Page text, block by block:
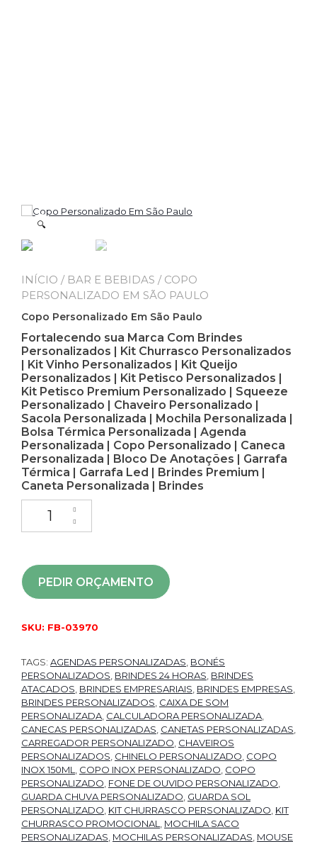
🔍
INÍCIO / BAR E BEBIDAS / COPO
PERSONALIZADO EM SÃO PAULO
Copo Personalizado Em São Paulo
Fortalecendo sua Marca Com Brindes
Personalizados | Kit Churrasco Personalizados
| Kit Vinho Personalizados | Kit Queijo
Personalizados | Kit Petisco Personalizados |
Kit Petisco Premium Personalizado | Squeeze
Personalizado | Chaveiro Personalizado |
Sacola Personalizada | Mochila Personalizada |
Bolsa Térmica Personalizada | Agenda
Personalizada | Copo Personalizado | Caneca
Personalizada | Bloco De Anotações | Garrafa
Térmica | Garrafa Led | Brindes Premium |
Caneta Personalizada | Brindes
PEDIR ORÇAMENTO
SKU: FB-03970
TAGS: AGENDAS PERSONALIZADAS, BONÉS
PERSONALIZADOS, BRINDES 24 HORAS, BRINDES
ATACADOS, BRINDES EMPRESARIAIS, BRINDES EMPRESAS,
BRINDES PERSONALIZADOS, CAIXA DE SOM
PERSONALIZADA, CALCULADORA PERSONALIZADA,
CANECAS PERSONALIZADAS, CANETAS PERSONALIZADAS,
CARREGADOR PERSONALIZADO, CHAVEIROS
PERSONALIZADOS, CHINELO PERSONALIZADO, COPO
INOX 150ML, COPO INOX PERSONALIZADO, COPO
PERSONALIZADO, FONE DE OUVIDO PERSONALIZADO,
GUARDA CHUVA PERSONALIZADO, GUARDA SOL
PERSONALIZADO, KIT CHURRASCO PERSONALIZADO, KIT
CHURRASCO PROMOCIONAL, MOCHILA SACO
PERSONALIZADAS, MOCHILAS PERSONALIZADAS, MOUSE